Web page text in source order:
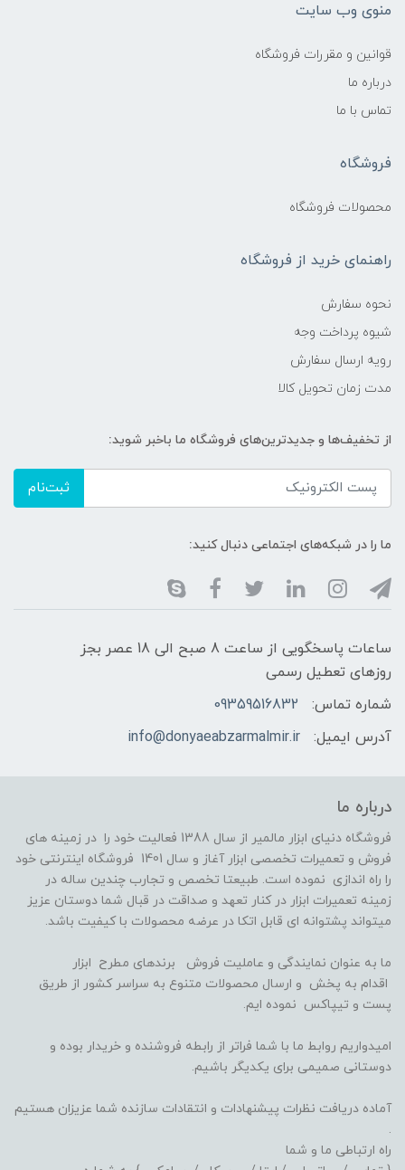
منوی وب سایت
قوانین و مقررات فروشگاه
درباره ما
تماس با ما
فروشگاه
محصولات فروشگاه
راهنمای خرید از فروشگاه
نحوه سفارش
شیوه پرداخت وجه
رویه ارسال سفارش
مدت زمان تحویل کالا
از تخفیف‌ها و جدیدترین‌های فروشگاه ما باخبر شوید:
ثبت‌نام
ما را در شبکه‌های اجتماعی دنبال کنید:
ساعات پاسخگویی از ساعت 8 صبح الی 18 عصر بجز
روزهای تعطیل رسمی
شماره تماس:
09359516832
آدرس ایمیل:
info@donyaeabzarmalmir.ir
درباره ما
فروشگاه دنیای ابزار مالمیر از سال 1388 فعالیت خود را در زمینه های
فروش و تعمیرات تخصصی ابزار آغاز و سال 1401 فروشگاه اینترنتی خود
را راه اندازی نموده است. طبیعتا تخصص و تجارب چندین ساله در
زمینه تعمیرات ابزار در کنار تعهد و صداقت در قبال شما دوستان عزیز
میتواند پشتوانه ای قابل اتکا در عرضه محصولات با کیفیت باشد.
ما به عنوان نمایندگی و عاملیت فروش برندهای مطرح ابزار
اقدام به پخش و ارسال محصولات متنوع به سراسر کشور از طریق
پست و تیپاکس نموده ایم.
امیدواریم روابط ما با شما فراتر از رابطه فروشنده و خریدار بوده و
دوستانی صمیمی برای یکدیگر باشیم.
آماده دریافت نظرات پیشنهادات و انتقادات سازنده شما عزیزان هستیم
.
راه ارتباطی ما و شما